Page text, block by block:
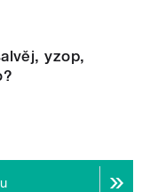
yzop,